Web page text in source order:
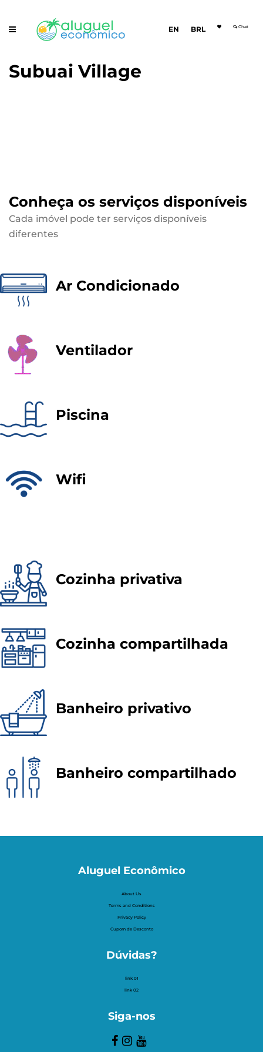
EN BRL Chat
Subuai Village
Conheça os serviços disponíveis
Cada imóvel pode ter serviços disponíveis
diferentes
Ar Condicionado
Ventilador
Piscina
Wifi
Cozinha privativa
Cozinha compartilhada
Banheiro privativo
Banheiro compartilhado
Aluguel Econômico
About Us
Terms and Conditions
Privacy Policy
Cupom de Desconto
Dúvidas?
link 01
link 02
Siga-nos